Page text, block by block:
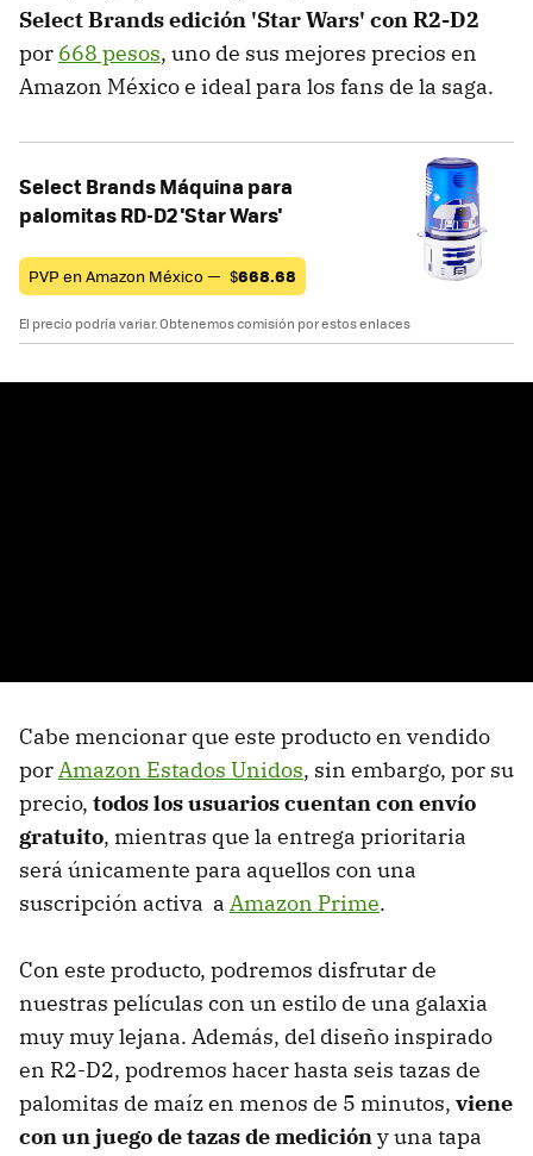
Select Brands edición 'Star Wars' con R2-D2
por 668 pesos, uno de sus mejores precios en
Amazon México e ideal para los fans de la saga.
Select Brands Máquina para
palomitas RD-D2 'Star Wars'
PVP en Amazon México — $668.68
El precio podría variar. Obtenemos comisión por estos enlaces
Cabe mencionar que este producto en vendido
porAmazon Estados Unidos, sin embargo, por su
precio, todos los usuarios cuentan con envío
gratuito, mientras que la entrega prioritaria
será únicamente para aquellos con una
suscripción activa a Amazon Prime.
Con este producto, podremos disfrutar de
nuestras películas con un estilo de una galaxia
muy muy lejana. Además, del diseño inspirado
en R2-D2, podremos hacer hasta seis tazas de
palomitas de maíz en menos de 5 minutos, viene
con un juego de tazas de medicióny una tapa